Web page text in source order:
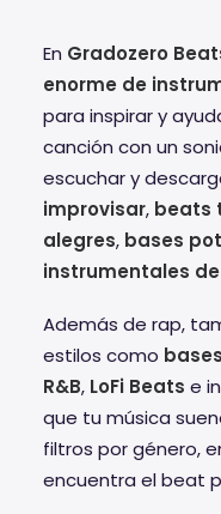
En Gradozero
enorme de
para inspirar y
canción con un
escuchar y
improvisar, beats
alegres, bases
instrumentales
Además de rap,
estilos como
R&B, LoFi Beats e
que tu música
filtros por género,
encuentra el beat